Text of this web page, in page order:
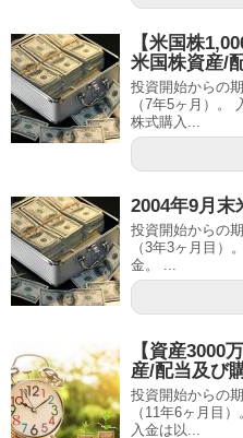
【米国株
米国株資産/
投資開始からの
（7年5ヶ月）。
株式購入...
2004年9月末
投資開始からの
（3年3ヶ月目）
金。 ...
【資産3000
産/配当及び
投資開始からの
（11年6ヶ月目
入金は以...